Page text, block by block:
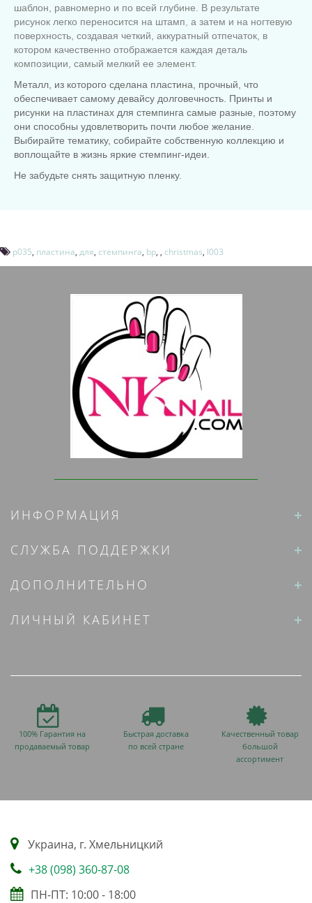
шаблон, равномерно и по всей глубине. В результате
рисунок легко переносится на штамп а затем и на ногтевую
поверхность, создавая четкий, аккуратный отпечаток, в
котором качественно отображается каждая деталь
композиции, самый мелкий ее элемент.
Металл, из которого сделана пластина, прочный, что
обеспечивает самому девайсу долговечность. Принты и
рисунки на пластинах для стемпинга самые разные, поэтому
они способны удовлетворить почти любое желание.
Выбирайте тематику, собирайте собственную коллекцию и
воплощайте в жизнь яркие стемпинг-идеи.
Не забудьте снять защитную пленку.
p035, пластина, для, стемпинга, bp, , christmas, l003
ИНФОРМАЦИЯ
СЛУЖБА ПОДДЕРЖКИ
ДОПОЛНИТЕЛЬНО
ЛИЧНЫЙ КАБИНЕТ
100% Гарантия на
продаваемый товар
Быстрая доставка
по всей стране
Качественный товар
большой
ассортимент
Украина, г. Хмельницкий
+38 (098) 360-87-08
ПН-ПТ: 10:00 - 18:00